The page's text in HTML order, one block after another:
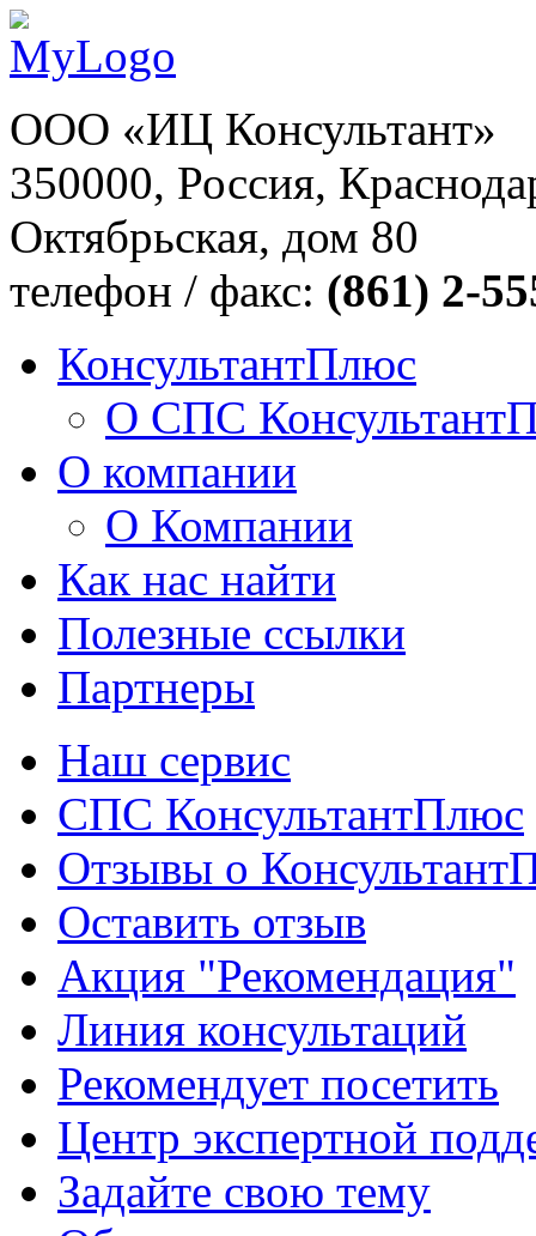
ООО «ИЦ Консультант»
350000, Россия,
Октябрьская, дом 80
телефон / факс: (861) 2-
КонсультантПлюс
О СПС
О компании
О Компании
Как нас найти
Полезные ссылки
Партнеры
Наш сервис
СПС КонсультантПлюс
Отзывы о
Оставить отзыв
Акция "Рекомендация"
Линия консультаций
Рекомендует посетить
Центр экспертной
Задайте свою тему